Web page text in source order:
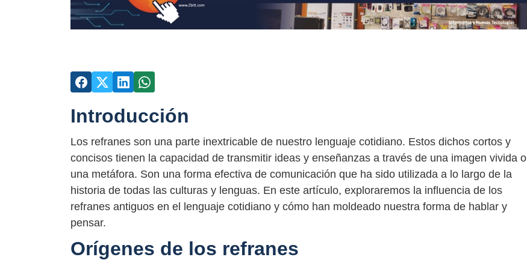
Introducción
Los refranes son una parte inextricable de nuestro lenguaje cotidiano. Estos dichos cortos y
concisos tienen la capacidad de transmitir ideas y enseñanzas a través de una imagen vivida o
una metáfora. Son una forma efectiva de comunicación que ha sido utilizada a lo largo de la
historia de todas las culturas y lenguas. En este artículo, exploraremos la influencia de los
refranes antiguos en el lenguaje cotidiano y cómo han moldeado nuestra forma de hablar y
pensar.
Orígenes de los refranes